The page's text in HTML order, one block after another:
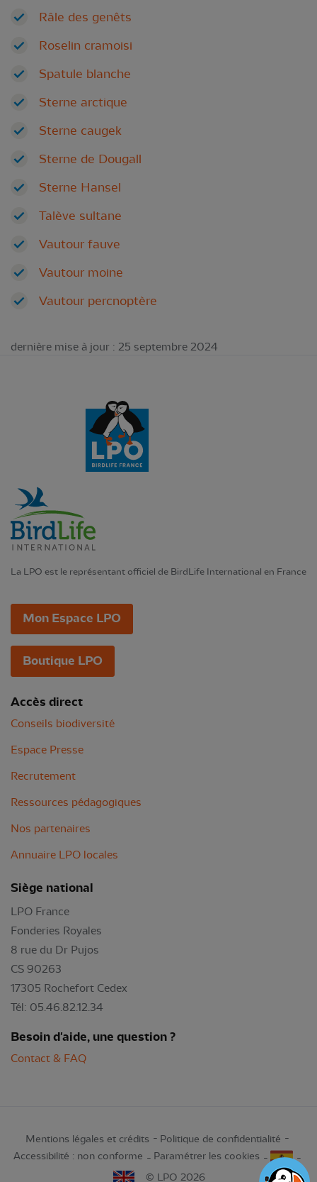
Râle des genêts
Roselin cramoisi
Spatule blanche
Sterne arctique
Sterne caugek
Sterne de Dougall
Sterne Hansel
Talève sultane
Vautour fauve
Vautour moine
Vautour percnoptère
dernière mise à jour : 25 septembre 2024
La LPO est le représentant officiel de BirdLife International en France
Mon Espace LPO
Boutique LPO
Accès direct
Conseils biodiversité
Espace Presse
Recrutement
Ressources pédagogiques
Nos partenaires
Annuaire LPO locales
Siège national
LPO France
Fonderies Royales
8 rue du Dr Pujos
CS 90263
17305 Rochefort Cedex
Tél: 05.46.82.12.34
Besoin d'aide, une question ?
Contact & FAQ
Mentions légales et crédits
Politique de confidentialité
Accessibilité : non conforme
Paramétrer les cookies
© LPO 2026